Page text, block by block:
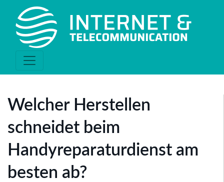
Welcher Herstellen
schneidet beim
Handyreparaturdienst am
besten ab?